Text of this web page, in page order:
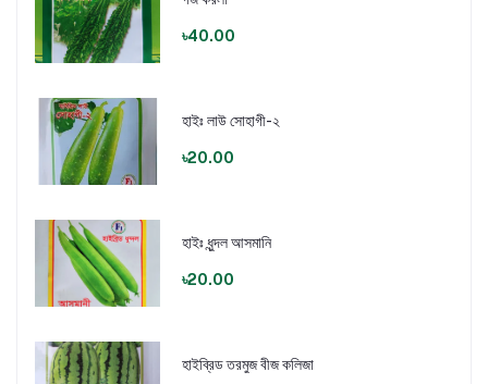
৳40.00
হাইঃ লাউ সোহাগী-২
৳20.00
হাইঃ ধুন্দল আসমানি
৳20.00
হাইব্রিড তরমুজ বীজ কলিজা